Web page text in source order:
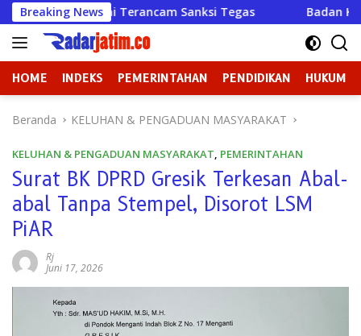
Langsung
ke
konten
Breaking News
Sanksi Tegas Badan Kehormatan atau Badan
HOME INDEKS PEMERINTAHAN PENDIDIKAN HUKUM
Beranda KELUHAN & PENGADUAN MASYARAKAT
KELUHAN & PENGADUAN MASYARAKAT, PEMERINTAHAN
Surat BK DPRD Gresik Terkesan Abal-
abal Tanpa Stempel, Disorot LSM
PiAR
Rj
Juni 17, 2026